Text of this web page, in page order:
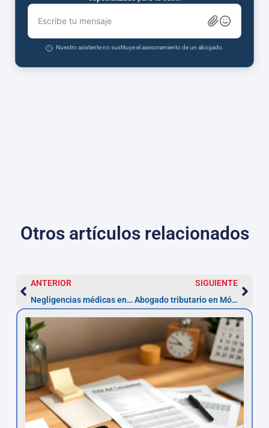
Escribe tu mensaje
Nuestro asistente no sustituye el asesoramiento de un abogado.
Otros artículos relacionados
ANTERIOR
Negligencias médicas en Móstoles: abogados y plazo 1 año
SIGUIENTE
Abogado tributario en Móstoles — recurso en 1 mes